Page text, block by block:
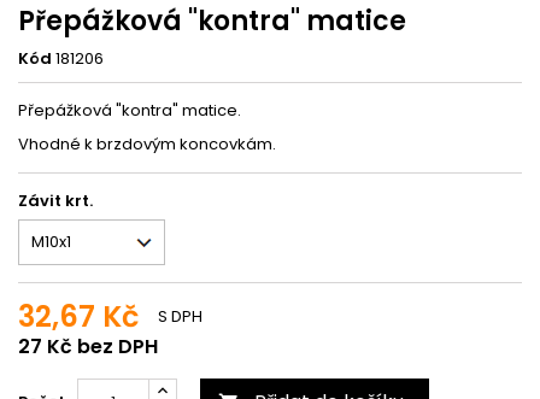
Přepážková "kontra" matice
Kód 181206
Přepážková "kontra" matice.
Vhodné k brzdovým koncovkám.
Závit krt.
32,67 Kč
27 Kč bez DPH
S DPH